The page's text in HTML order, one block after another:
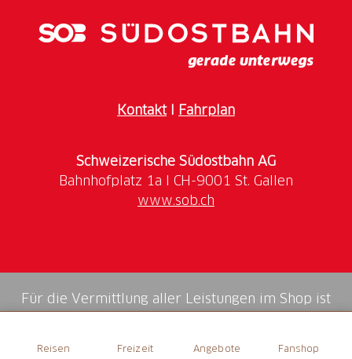
Reisen Freizeit Angebote Fanshop
KontaktI Fahrplan
Schweizerische Südostbahn AG
www.sob.ch
Für die Vermittlung aller Leistungen im Shop ist